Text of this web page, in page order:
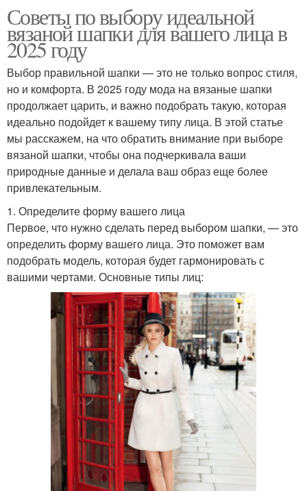
Советы по выбору идеальной
вязаной шапки для вашего лица в
2025 году
Выбор правильной шапки — это не только вопрос стиля,
но и комфорта. В 2025 году мода на вязаные шапки
продолжает царить, и важно подобрать такую, которая
идеально подойдет к вашему типу лица. В этой статье
мы расскажем, на что обратить внимание при выборе
вязаной шапки, чтобы она подчеркивала ваши
природные данные и делала ваш образ еще более
привлекательным.
1. Определите форму вашего лица
Первое, что нужно сделать перед выбором шапки, — это
определить форму вашего лица. Это поможет вам
подобрать модель, которая будет гармонировать с
вашими чертами. Основные типы лиц: